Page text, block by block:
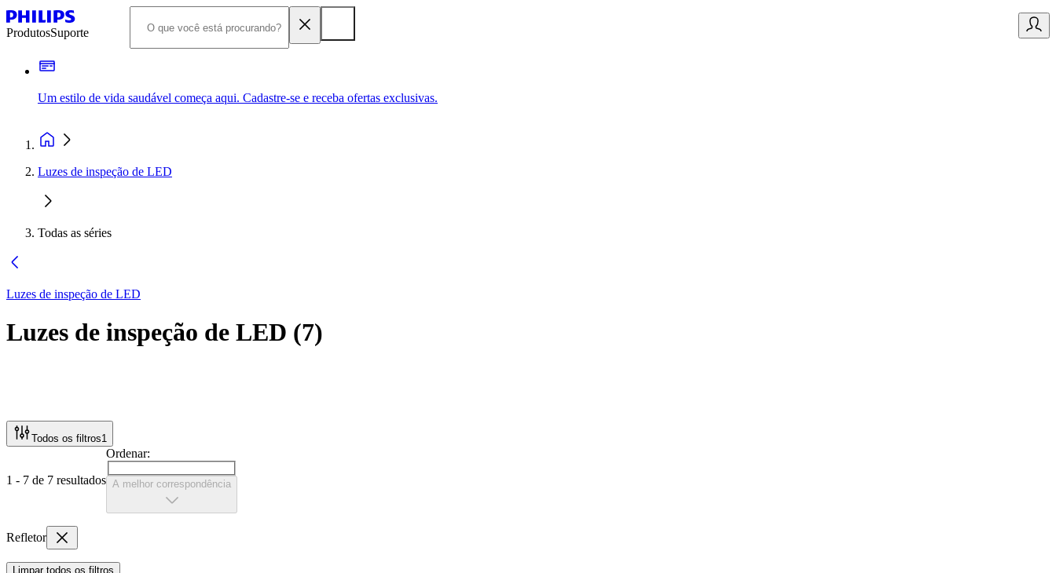
ProdutosSuporte
Um estilo de vida saudável começa aqui. Cadastre-se e receba ofertas exclusivas.
Luzes de inspeção de LED
Todas as séries
Luzes de inspeção de LED
Luzes de inspeção de LED (7)
Todos os filtros1
1 - 7 de 7 resultados
Ordenar:
A melhor correspondência
Refletor
Limpar todos os filtros